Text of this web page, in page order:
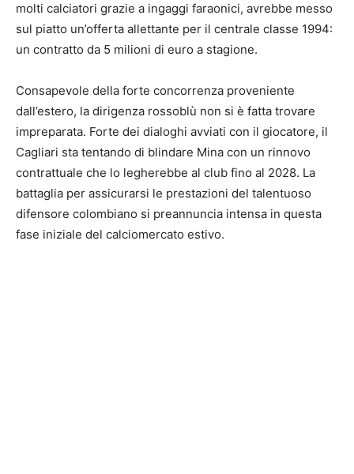
molti calciatori grazie a ingaggi faraonici, avrebbe messo
sul piatto un’offerta allettante per il centrale classe 1994:
un contratto da 5 milioni di euro a stagione.
Consapevole della forte concorrenza proveniente
dall’estero, la dirigenza rossoblù non si è fatta trovare
impreparata. Forte dei dialoghi avviati con il giocatore, il
Cagliari sta tentando di blindare Mina con un rinnovo
contrattuale che lo legherebbe al club fino al 2028. La
battaglia per assicurarsi le prestazioni del talentuoso
difensore colombiano si preannuncia intensa in questa
fase iniziale del calciomercato estivo.